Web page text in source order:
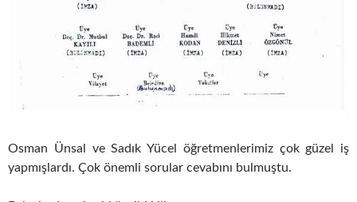
Osman Ünsal ve Sadık Yücel öğretmenlerimiz çok güzel iş
yapmışlardı. Çok önemli sorular cevabını bulmuştu.